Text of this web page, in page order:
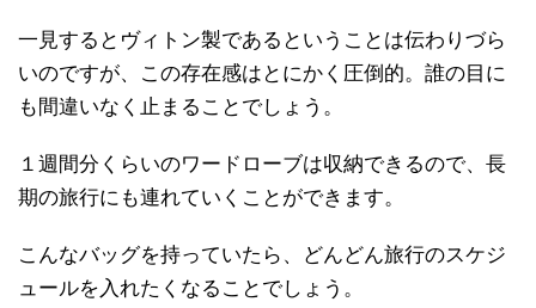
一見するとヴィトン製であるということは伝わりづら
いのですが、この存在感はとにかく圧倒的。誰の目に
も間違いなく止まることでしょう。
１週間分くらいのワードローブは収納できるので、長
期の旅行にも連れていくことができます。
こんなバッグを持っていたら、どんどん旅行のスケジ
ュールを入れたくなることでしょう。